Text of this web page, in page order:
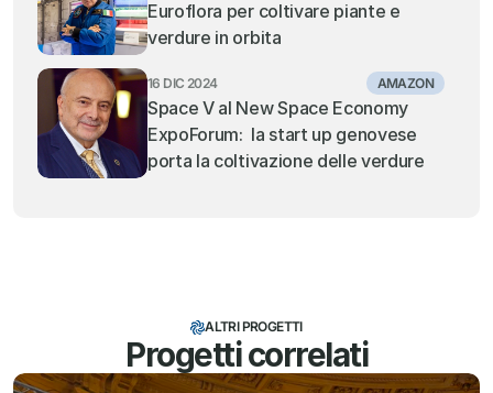
Euroflora per coltivare piante e
verdure in orbita
16 DIC 2024 AMAZON
Space V al New Space Economy
ExpoForum:  la start up genovese
porta la coltivazione delle verdure
ALTRI PROGETTI
Progetti correlati